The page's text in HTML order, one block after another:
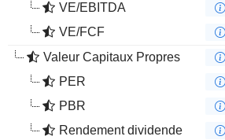
VE/EBITDA
VE/FCF
Valeur Capitaux Propres
PER
PBR
Rendement dividende